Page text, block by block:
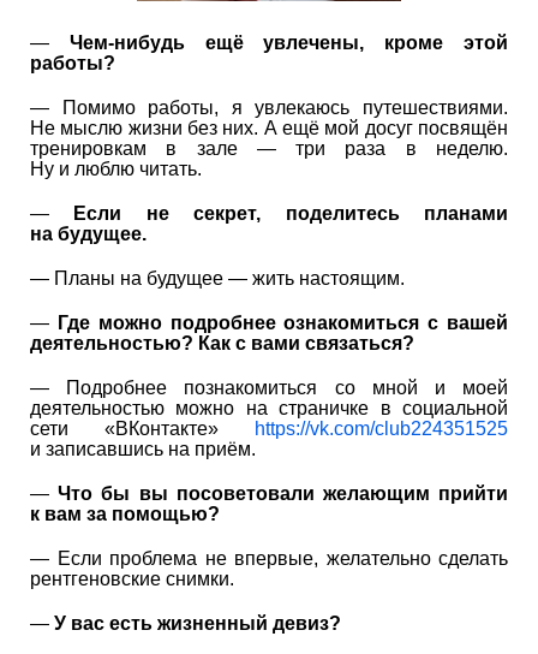
— Чем-нибудь ещё увлечены, кроме этой
работы?
— Помимо работы, я увлекаюсь путешествиями.
Не мыслю жизни без них. А ещё мой досуг посвящён
тренировкам в зале — три раза в неделю.
Ну и люблю читать.
—
Если не секрет, поделитесь планами
на будущее.
— Планы на будущее — жить настоящим.
— Где можно подробнее ознакомиться с вашей
деятельностью? Как с вами связаться?
— Подробнее познакомиться со мной и моей
деятельностью можно на страничке в социальной
сети «ВКонтакте»
https://vk.com/club224351525
и записавшись на приём.
—Что бы вы посоветовали желающим прийти
к вам за помощью?
— Если проблема не впервые, желательно сделать
рентгеновские снимки.
— У вас есть жизненный девиз?